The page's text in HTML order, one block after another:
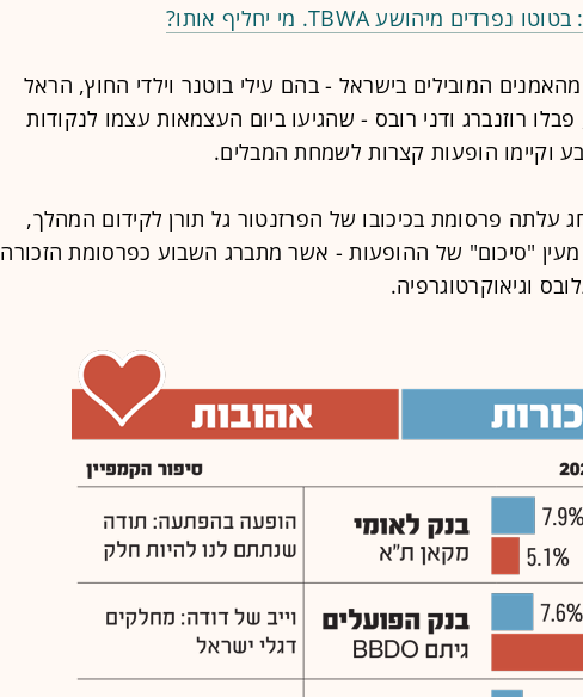
המובילים בישראל - בהם עילי בוטנר וילדי החוץ, הראל
רוזנברג ודני רובס - שהגיעו ביום העצמאות עצמו לנקודות
וקיימו הופעות קצרות לשמחת המבלים.
עלתה פרסומת בכיכובו של הפרזנטור גל תורן לקידום המהלך,
מעין "סיכום" של ההופעות - אשר מתברג השבוע כפרסומת הזכורה
וגיאוקרטוגרפיה.